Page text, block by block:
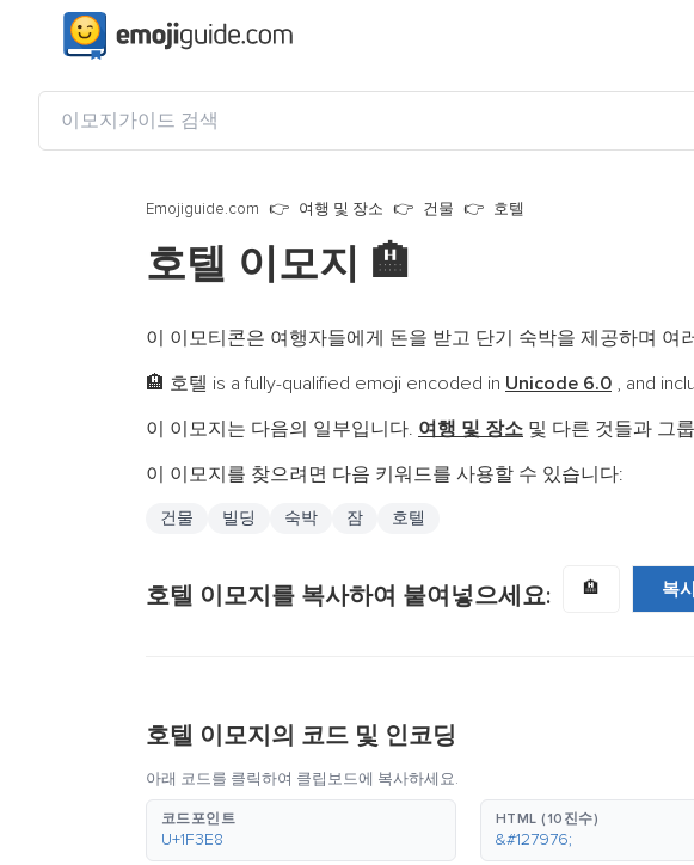
Emojiguide.com 여행 및 장소 건물 호텔
호텔 이모지 🏨
이 이모티콘은 여행자들에게 돈을 받고 단기 숙박을 제공하며
🏨 호텔 is a fully-qualified emoji encoded in Unicode 6.0 , and
이 이모지는 다음의 일부입니다. 여행 및 장소 및 다른 것들과 그
이 이모지를 찾으려면 다음 키워드를 사용할 수 있습니다:
건물 빌딩 숙박 잠 호텔
호텔 이모지를 복사하여 붙여넣으세요: 🏨 복
호텔 이모지의 코드 및 인코딩
아래 코드를 클릭하여 클립보드에 복사하세요.
코드포인트
U+1F3E8
HTML (10진수)
&#127976;